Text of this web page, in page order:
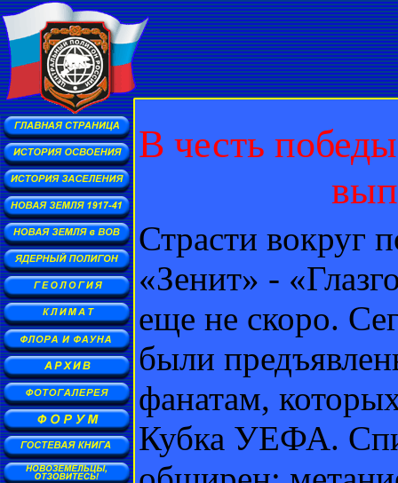
В честь
Страсти вокруг
«Зенит» -
еще не скоро.
были
фанатам,
Кубка УЕФА.